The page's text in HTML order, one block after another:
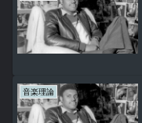
音楽理論